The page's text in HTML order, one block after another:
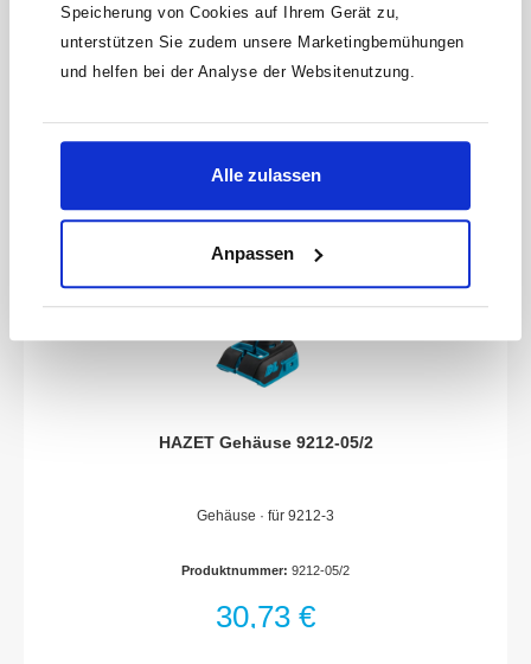
Speicherung von Cookies auf Ihrem Gerät zu,
unterstützen Sie zudem unsere Marketingbemühungen
und helfen bei der Analyse der Websitenutzung.
Alle zulassen
Anpassen
Ersatzteile oder unsachgemäßen Einbau verfallen sämtliche
Garantie-, Service-, Schadenersatz- und Haftpflichtansprüche
gegen den Hersteller oder seine Beauftragten, Händler und
Vertreter.
114,45 €
HAZET Gehäuse 9212-05/2
Gehäuse · für 9212-3
Produktnummer: 9212-05/2
30,73 €